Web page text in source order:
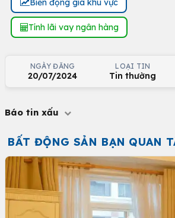
Tính lãi vay ngân hàng
NGÀY ĐĂNG
20/07/2024
LOẠI TIN
Tin thường
Báo tin xấu
BẤT ĐỘNG SẢN BẠN QUAN